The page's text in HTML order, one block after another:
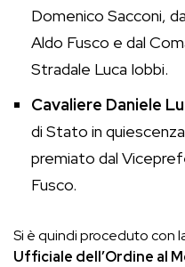
Domenico Sacconi,
Aldo Fusco e dal
Stradale Luca Iobbi.
Cavaliere Daniele
di Stato in
premiato dal
Fusco.
Si è quindi proceduto con
Ufficiale dell’Ordine al